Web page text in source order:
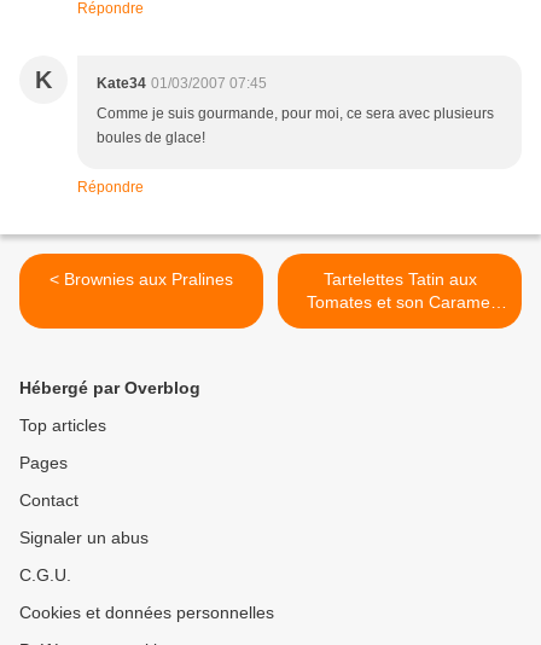
Répondre
K Kate34 01/03/2007 07:45
Comme je suis gourmande, pour moi, ce sera avec plusieurs
boules de glace!
Répondre
< Brownies aux Pralines
Tartelettes Tatin aux
Tomates et son Caramel
Salé >
Hébergé par Overblog
Top articles
Pages
Contact
Signaler un abus
C.G.U.
Cookies et données personnelles